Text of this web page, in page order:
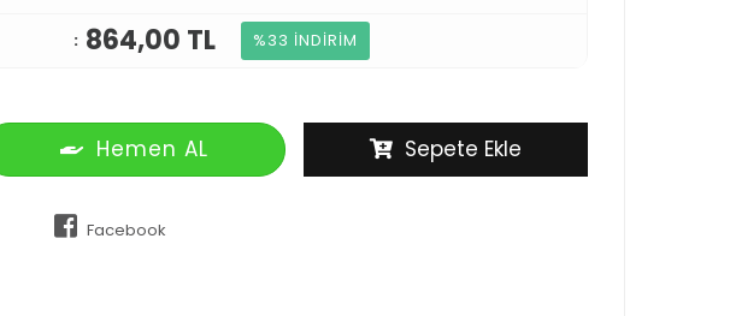
864,00 TL %33 İNDİRİM
Hemen AL Sepete Ekle
Facebook